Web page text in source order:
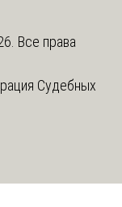
Все права
Судебных